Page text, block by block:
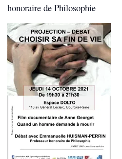
honoraire de Philosophie